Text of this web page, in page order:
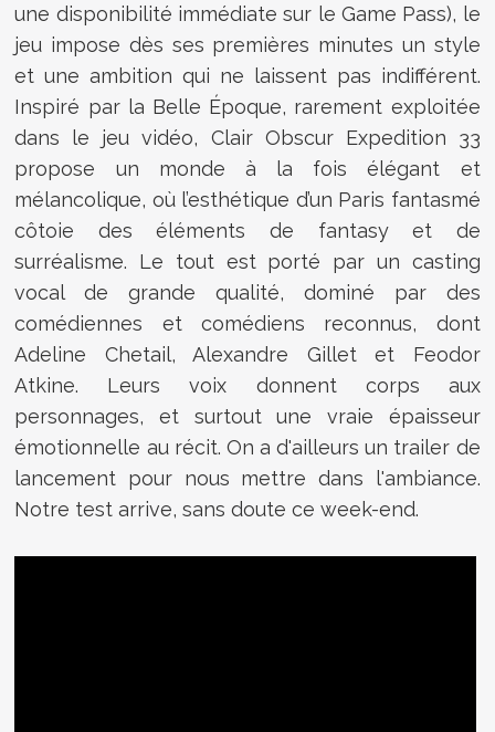
une disponibilité immédiate sur le Game Pass), le
jeu impose dès ses premières minutes un style
et une ambition qui ne laissent pas indifférent.
Inspiré par la Belle Époque, rarement exploitée
dans le jeu vidéo, Clair Obscur Expedition 33
propose un monde à la fois élégant et
mélancolique, où l’esthétique d’un Paris fantasmé
côtoie des éléments de fantasy et de
surréalisme. Le tout est porté par un casting
vocal de grande qualité, dominé par des
comédiennes et comédiens reconnus, dont
Adeline Chetail, Alexandre Gillet et Feodor
Atkine. Leurs voix donnent corps aux
personnages, et surtout une vraie épaisseur
émotionnelle au récit. On a d'ailleurs un trailer de
lancement pour nous mettre dans l'ambiance.
Notre test arrive, sans doute ce week-end.